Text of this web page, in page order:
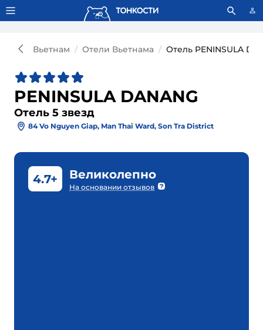
Тонкости используют сookie-файлы. Что это значит?
Вьетнам Отели Вьетнама Отель PENINSULA
PENINSULA DANANG
Отель 5 звезд
84 Vo Nguyen Giap, Man Thai Ward, Son Tra District
4.7+ Великолепно
На основании отзывов